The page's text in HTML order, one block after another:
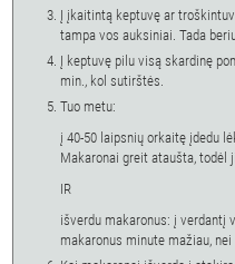
Į įkaitintą keptuvę ar
tampa vos auksiniai. Tada
Į keptuvę pilu visą skardinę
min., kol sutirštės.
Tuo metu:
į 40-50 laipsnių orkaitę įdedu
Makaronai greit ataušta,
IR
išverdu makaronus: į verdantį
makaronus minute mažiau, nei